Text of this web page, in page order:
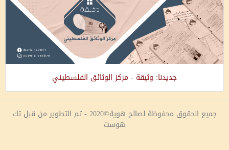
جديدنا: وثيقة - مركز الوثائق الفلسطيني
جميع الحقوق محفوظة لصالح هوية©2020 - تم التطوير من قبل تك
هوست